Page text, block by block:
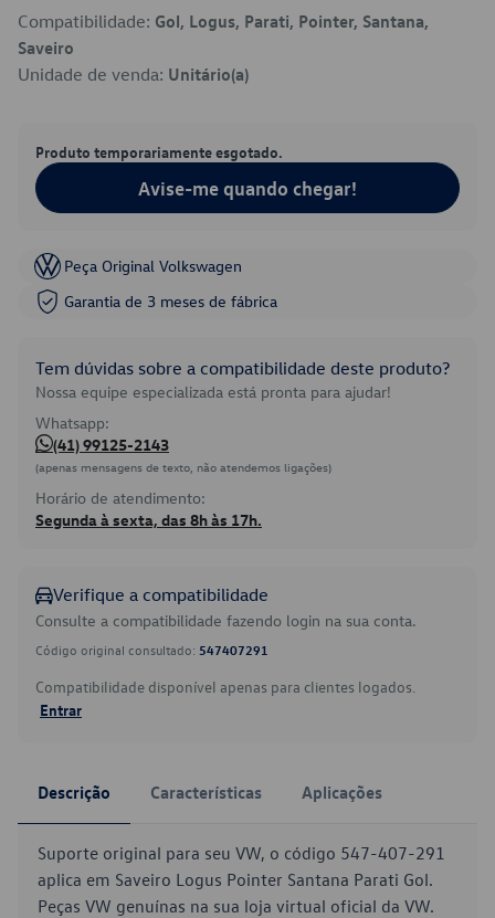
Compatibilidade: Gol, Logus, Parati, Pointer, Santana,
Saveiro
Unidade de venda: Unitário(a)
Produto temporariamente esgotado.
Avise-me quando chegar!
Peça Original Volkswagen
Garantia de 3 meses de fábrica
Tem dúvidas sobre a compatibilidade deste produto?
Nossa equipe especializada está pronta para ajudar!
Whatsapp:
(41) 99125-2143
(apenas mensagens de texto, não atendemos ligações)
Horário de atendimento:
Segunda à sexta, das 8h às 17h.
Verifique a compatibilidade
Consulte a compatibilidade fazendo login na sua conta.
Código original consultado: 547407291
Compatibilidade disponível apenas para clientes logados.
Entrar
Descrição Características Aplicações
Suporte original para seu VW, o código 547-407-291
aplica em Saveiro Logus Pointer Santana Parati Gol.
Peças VW genuínas na sua loja virtual oficial da VW.